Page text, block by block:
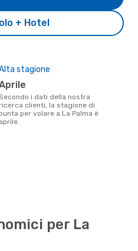
+ Hotel
stagione
aprile
della nostra
ricerca clienti, la stagione di
punta per volare a La Palma è
aprile.
per La